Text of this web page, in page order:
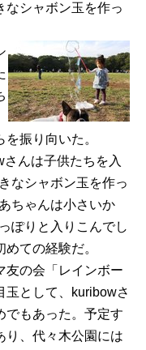
なシャボン玉を作っ
振り向いた。
んは子供たちを入
なシャボン玉を作っ
ちゃんは小さいか
ぽりと入りこんでし
ての経験だ。
友の会「レインボー
玉として、kuribowさ
でもあった。予定す
り、代々木公園には